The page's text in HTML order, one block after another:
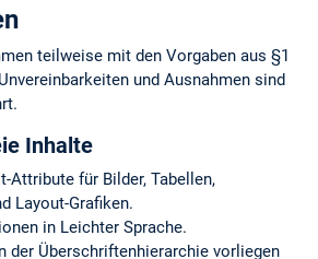
teilweise mit den Vorgaben aus §1
und Ausnahmen sind
Inhalte
Attribute für Bilder, Tabellen,
Layout-Grafiken.
in Leichter Sprache.
der Überschriftenhierarchie vorliegen